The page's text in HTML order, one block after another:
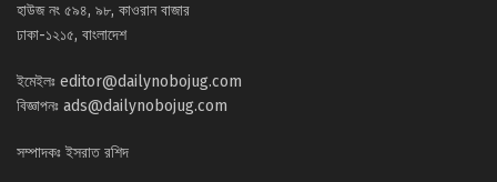
হাউজ নং ৫৯৪, ৯৮, কাওরান বাজার
ঢাকা-১২১৫, বাংলাদেশ
ইমেইলঃ editor@dailynobojug.com
বিজ্ঞাপনঃ ads@dailynobojug.com
সম্পাদকঃ ইসরাত রশিদ